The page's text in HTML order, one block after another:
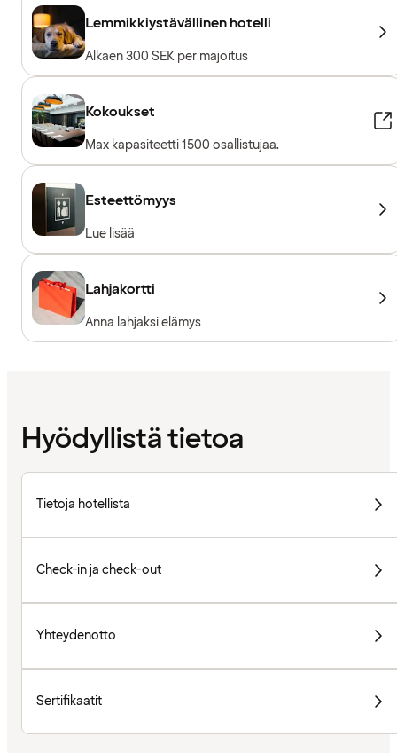
Lemmikkiystävällinen hotelli
Alkaen 300 SEK per majoitus
Kokoukset
Max kapasiteetti 1500 osallistujaa.
Esteettömyys
Lue lisää
Lahjakortti
Anna lahjaksi elämys
Hyödyllistä tietoa
Tietoja hotellista
Check-in ja check-out
Yhteydenotto
Sertifikaatit